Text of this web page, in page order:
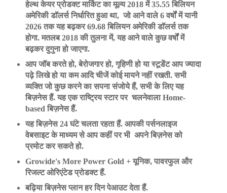
हेल्थ केयर प्रोडक्ट मार्किट का मूल्य 2018 में 35.55 बिलियन
अमेरिकी डॉलर्स निर्धारित हुआ था, जो आने वाले 6 वर्षों में यानी
2026 तक यह बढ़कर 69.68 बिलियन अमेरिकी डॉलर्स तक
होगा. मतलब 2018 की तुलना में, यह आने वाले कुछ वर्षों में
बढ़कर दुगुना हो जाएगा.
आप जॉब करते हो, बेरोजगार हो, गृहिणी हो या स्टूडेंट आप ज्यादा
पढ़े लिखे हो या कम आदि चीजें कोई मायने नहीं रखती. सभी
व्यक्ति जो कुछ करने का सपना संजोये हैं, सभी के लिए यह
बिज़नेस हैं. यह एक राष्ट्रिय स्टार पर चलनेवाला Home-
based बिज़नेस हैं.
यह बिज़नेस 24 घंटे चलता रहता हैं. आपकी पर्सनलाइज
वेबसाइट के माध्यम से आप कहीं पर भी अपने बिज़नेस को
प्रमोट कर सकते हो.
Growide's More Power Gold + यूनिक, पावरफुल और
रिजल्ट ओरिएंटेड प्रोडक्ट हैं.
बढ़िया बिज़नेस प्लान हर दिन पेआउट देता हैं.